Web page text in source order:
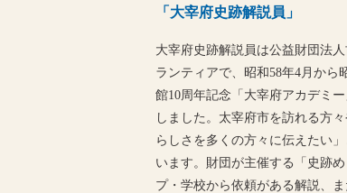
「大宰府史跡解説員」
大宰府史跡解説員は公益財団法
ランティアで、昭和58年4月から
館10周年記念「大宰府アカデミ
しました。太宰府市を訪れる方
らしさを多くの方々に伝えたい
います。財団が主催する「史跡
プ・学校から依頼がある解説、